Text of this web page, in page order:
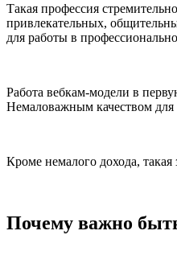
Такая профессия
привлекательных,
для работы в
Работа вебкам-модели в
Немаловажным качеством для
Кроме немалого дохода,
Почему важно